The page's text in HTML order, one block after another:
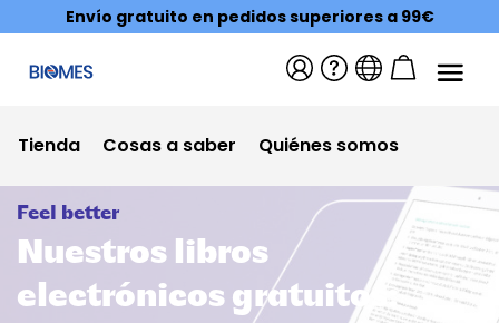
Envío gratuito en pedidos superiores a 99€
Tienda Cosas a saber Quiénes somos
Feel better
Nuestros libros
electrónicos gratuitos: